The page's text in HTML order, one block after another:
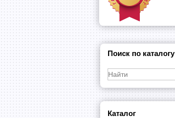
Поиск по каталогу
Каталог